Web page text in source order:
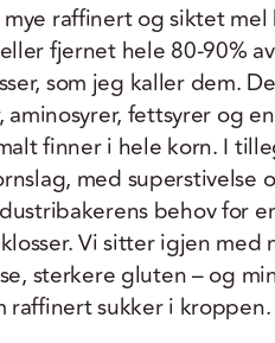
raffinert og siktet
fjernet hele 80-90%
som jeg kaller dem.
fettsyrer og
finner i hele korn. I
med superstivelse
behov for
Vi sitter igjen med
sterkere gluten – og
raffinert sukker i kroppen.